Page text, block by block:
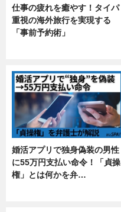
仕事の疲れを癒やす！タイパ
重視の海外旅行を実現する
「事前予約術」
婚活アプリで独身偽装の男性
に55万円支払い命令！「貞操
権」とは何かを弁…